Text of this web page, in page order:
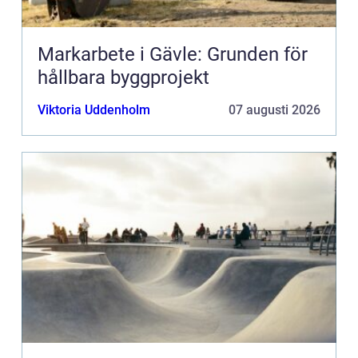
Markarbete i Gävle: Grunden för
hållbara byggprojekt
Viktoria Uddenholm 07 augusti 2026